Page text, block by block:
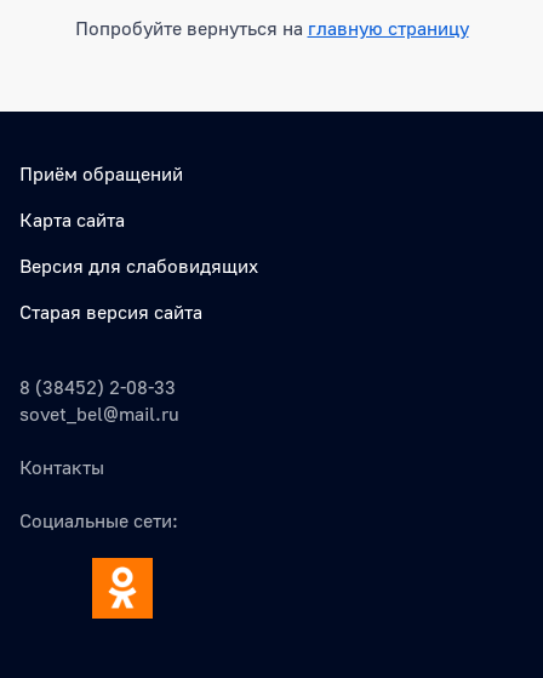
Попробуйте вернуться на главную страницу
Приём обращений
Карта сайта
Версия для слабовидящих
Старая версия сайта
8 (38452) 2-08-33
sovet_bel@mail.ru
Контакты
Социальные сети: